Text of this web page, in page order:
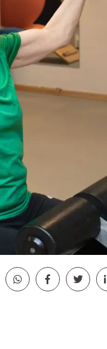
Jaa Whatsapp
Jaa Facebook
Jaa